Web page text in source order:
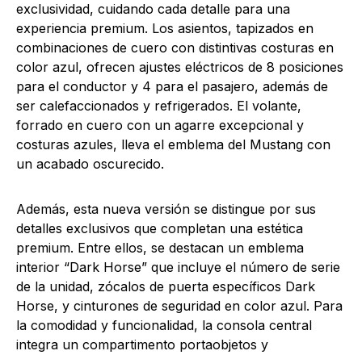
exclusividad, cuidando cada detalle para una
experiencia premium. Los asientos, tapizados en
combinaciones de cuero con distintivas costuras en
color azul, ofrecen ajustes eléctricos de 8 posiciones
para el conductor y 4 para el pasajero, además de
ser calefaccionados y refrigerados. El volante,
forrado en cuero con un agarre excepcional y
costuras azules, lleva el emblema del Mustang con
un acabado oscurecido.
Además, esta nueva versión se distingue por sus
detalles exclusivos que completan una estética
premium. Entre ellos, se destacan un emblema
interior “Dark Horse” que incluye el número de serie
de la unidad, zócalos de puerta específicos Dark
Horse, y cinturones de seguridad en color azul. Para
la comodidad y funcionalidad, la consola central
integra un compartimento portaobjetos y